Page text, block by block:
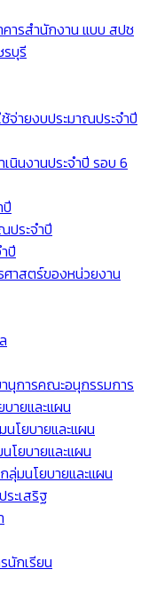
ารสำนักงาน แบบ สปช
บุรี
จ่ายงบประมาณประจำปี
นินงานประจำปี รอบ 6
ประจำปี
ปี
าสตร์ของหน่วยงาน
นุการคณะอนุกรรมการ
ายและแผน
โยบายและแผน
โยบายและแผน
ลุ่มนโยบายและแผน
ะเสริฐ
นักเรียน